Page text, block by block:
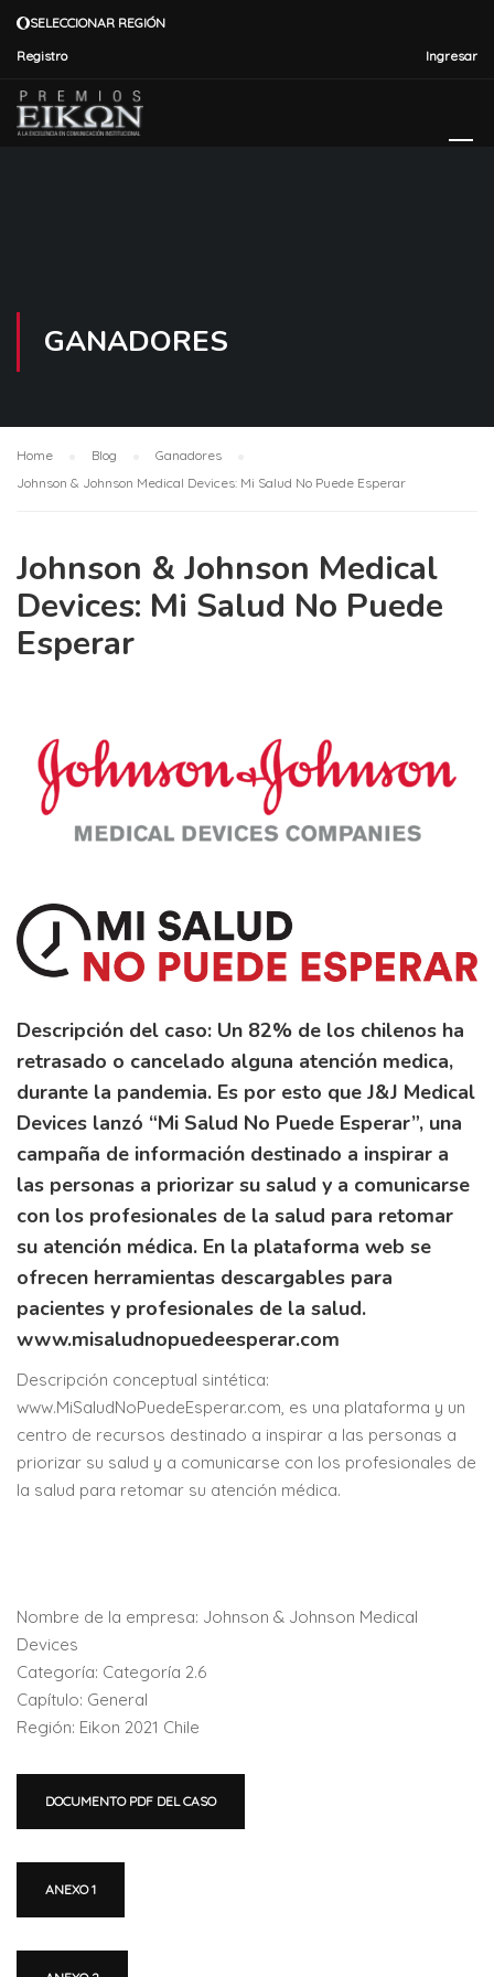
SELECCIONAR REGIÓN
Ingresar
Registro
GANADORES
Home Blog
Ganadores
Johnson & Johnson Medical Devices: Mi Salud No Puede Esperar
Johnson & Johnson Medical
Devices: Mi Salud No Puede
Esperar
Descripción del caso: Un 82% de los chilenos ha
retrasado o cancelado alguna atención medica,
durante la pandemia. Es por esto que J&J Medical
Devices lanzó “Mi Salud No Puede Esperar”, una
campaña de información destinado a inspirar a
las personas a priorizar su salud y a comunicarse
con los profesionales de la salud para retomar
su atención médica. En la plataforma web se
ofrecen herramientas descargables para
pacientes y profesionales de la salud.
www.misaludnopuedeesperar.com
Descripción conceptual sintética:
www.MiSaludNoPuedeEsperar.com, es una plataforma y un
centro de recursos destinado a inspirar a las personas a
priorizar su salud y a comunicarse con los profesionales de
la salud para retomar su atención médica.
Nombre de la empresa: Johnson & Johnson Medical
Devices
Categoría: Categoría 2.6
Capítulo: General
Región: Eikon 2021 Chile
DOCUMENTO PDF DEL CASO
ANEXO 1